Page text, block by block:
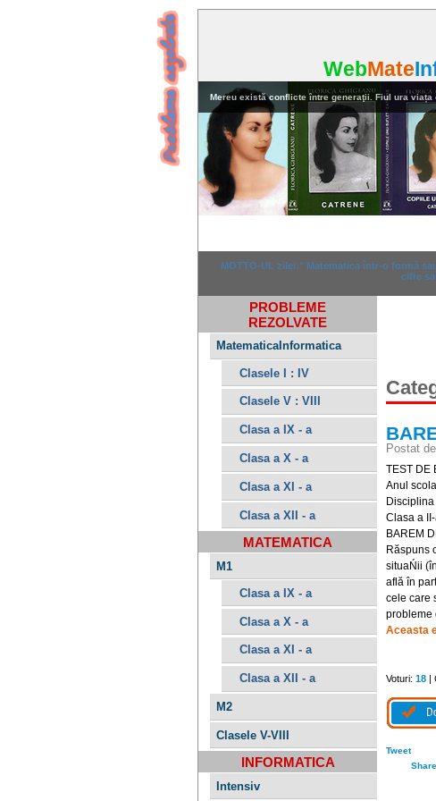
WebMate
Mereu există conflicte între generaţii. Fiul ura
MOTTO-UL zilei:" Matematica într-o formă
cifre
PROBLEME
REZOLVATE
MatematicaInformatica
Clasele I : IV
Clasele V : VIII
Clasa a IX - a
Clasa a X - a
Clasa a XI - a
Clasa a XII - a
MATEMATICA
M1
Clasa a IX - a
Clasa a X - a
Clasa a XI - a
Clasa a XII - a
M2
Clasele V-VIII
INFORMATICA
Intensiv
Postat
TEST DE
Anul
Clasa a
BAREM
Răspuns
situaŃii
află în
cele care
probleme
Aceasta
Voturi: 18 |
Tweet
Share